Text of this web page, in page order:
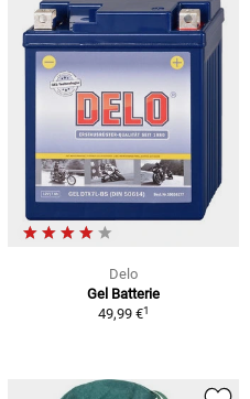
Delo
Gel Batterie
49,99 €1